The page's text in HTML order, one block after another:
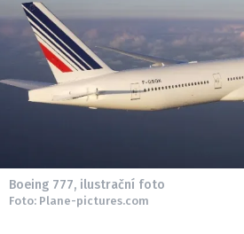
Boeing 777, ilustrační foto
Foto: Plane-pictures.com